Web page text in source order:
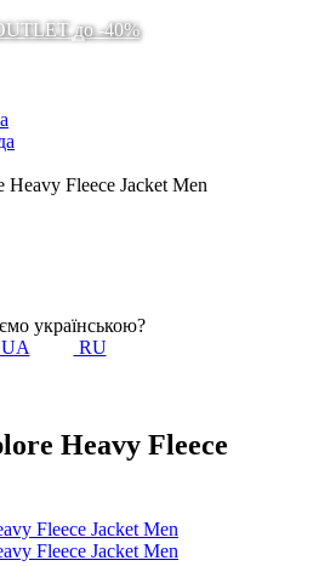
до -40%
Fleece Jacket Men
українською?
RU
Heavy Fleece